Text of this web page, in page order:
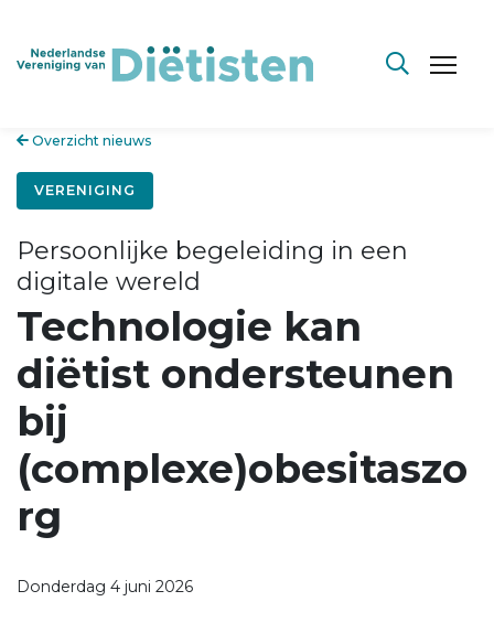
Overzicht nieuws
VERENIGING
Persoonlijke begeleiding in een
digitale wereld
Technologie kan
diëtist ondersteunen
bij
(complexe)obesitaszo
rg
Donderdag 4 juni 2026